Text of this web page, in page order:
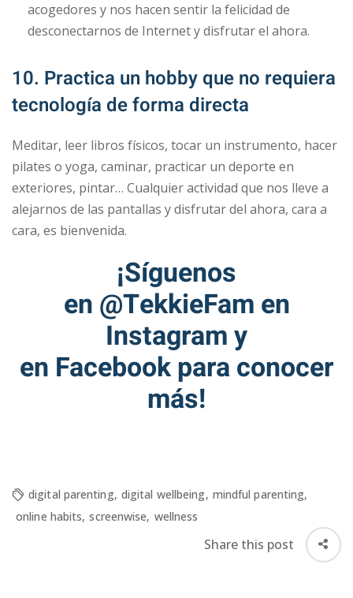
acogedores y nos hacen sentir la felicidad de
desconectarnos de Internet y disfrutar el ahora.
10. Practica un hobby que no requiera
tecnología de forma directa
Meditar, leer libros físicos, tocar un instrumento, hacer
pilates o yoga, caminar, practicar un deporte en
exteriores, pintar… Cualquier actividad que nos lleve a
alejarnos de las pantallas y disfrutar del ahora, cara a
cara, es bienvenida.
¡Síguenos
en @TekkieFam en
Instagram y
en Facebookpara conocer
más!
digital parenting, digital wellbeing, mindful parenting,
online habits, screenwise, wellness
Share this post